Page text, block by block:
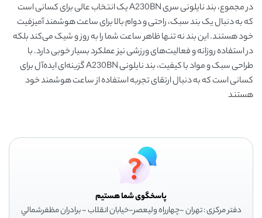
در مجموع، بند نایلونی سری A230BN یک انتخاب عالی برای کسانی است
که به دنبال یک بند سبک، راحتی و دوام بالا برای ساعت هوشمند آمیزفیت
خود هستند. این بند نه تنها ظاهر ساعت شما را به روز و شیک می‌کند بلکه
در استفاده روزانه و فعالیت‌های ورزشی نیز عملکرد بسیار خوبی دارد. با
طراحی سبک و مواد با کیفیت، بند نایلونی A230BN گزینه‌ای ایده‌آل برای
کسانی است که به دنبال ارتقای تجربه استفاده از ساعت هوشمند خود
هستند
پاسخگوی شما هستیم
دفتر مرکزی : تهران -چهارراه وليعصر-خيابان انقلاب - برادران مظفرشمالي